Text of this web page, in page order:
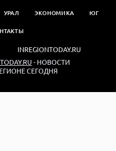
УРАЛ ЭКОНОМИКА ЮГ
- НОВОСТИ
СЕГОДНЯ